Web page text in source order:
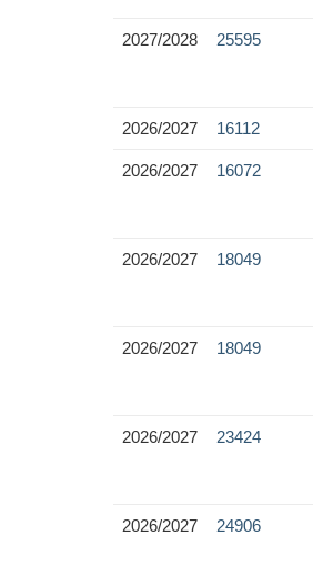
2027/2028 25595
2026/2027 16112
2026/2027 16072
2026/2027 18049
2026/2027 18049
2026/2027 23424
2026/2027 24906